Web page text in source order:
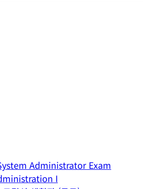
Administrator Exam
I